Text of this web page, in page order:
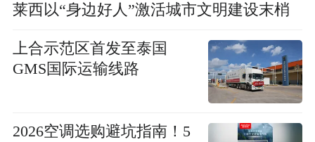
莱西以“身边好人”激活城市文明建设末梢
上合示范区首发至泰国
GMS国际运输线路
2026空调选购避坑指南！5